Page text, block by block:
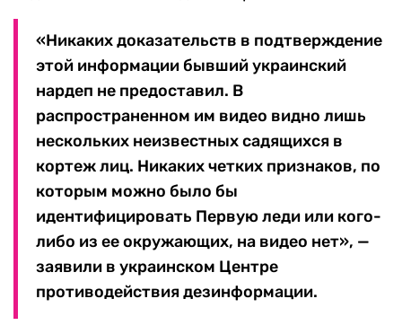
«Никаких доказательств в подтверждение
этой информации бывший украинский
нардеп не предоставил. В
распространенном им видео видно лишь
нескольких неизвестных садящихся в
кортеж лиц. Никаких четких признаков, по
которым можно было бы
идентифицировать Первую леди или кого-
либо из ее окружающих, на видео нет», —
заявили в украинском Центре
противодействия дезинформации.